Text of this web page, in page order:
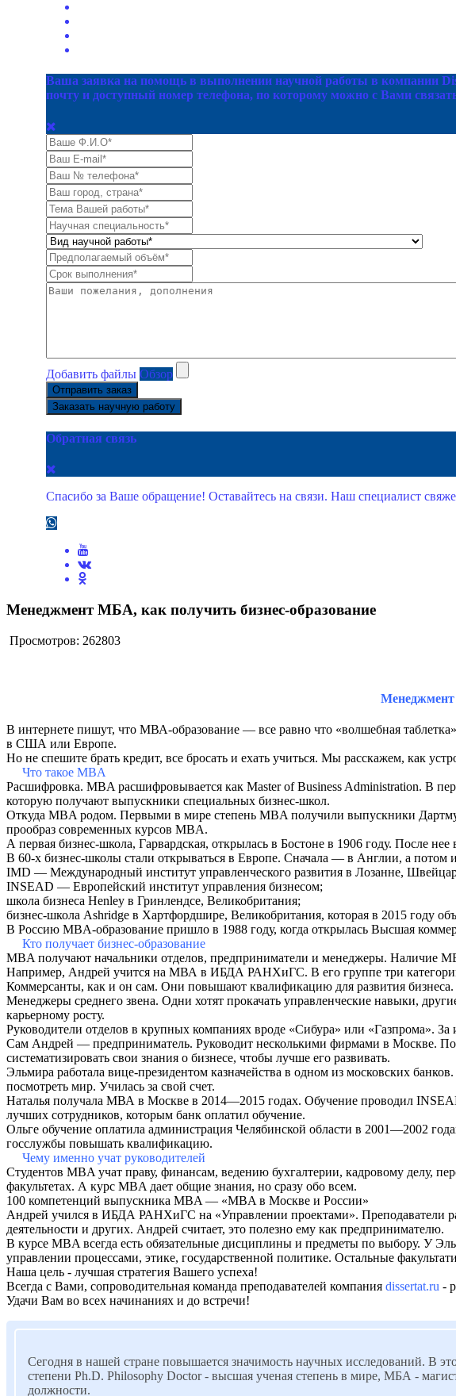
Ваша заявка на помощь в выполнении научной работы в компании
почту и доступный номер телефона, по которому можно с Вами
Добавить файлы Обзор
Отправить заказ
Заказать научную работу
Обратная связь
Спасибо за Ваше обращение! Оставайтесь на связи. Наш специалист
Менеджмент МБА, как получить бизнес-образование
Просмотров: 262803
Менеджмент
В интернете пишут, что МВА-образование — все равно что «волшебная
в США или Европе.
Но не спешите брать кредит, все бросать и ехать учиться. Мы расскажем, как
Что такое MBA
Расшифровка. MBA расшифровывается как Master of Business Administration. В
которую получают выпускники специальных бизнес-школ.
Откуда MBA родом. Первыми в мире степень MBA получили выпускники
прообраз современных курсов MBA.
А первая бизнес-школа, Гарвардская, открылась в Бостоне в 1906 году. После
В 60-х бизнес-школы стали открываться в Европе. Сначала — в Англии, а потом
IMD — Международный институт управленческого развития в Лозанне,
INSEAD — Европейский институт управления бизнесом;
школа бизнеса Henley в Гринлендсе, Великобритания;
бизнес-школа Ashridge в Хартфордшире, Великобритания, которая в 2015 году
В Россию MBA-образование пришло в 1988 году, когда открылась Высшая
Кто получает бизнес-образование
MBA получают начальники отделов, предприниматели и менеджеры. Наличие
Например, Андрей учится на МВА в ИБДА РАНХиГС. В его группе три
Коммерсанты, как и он сам. Они повышают квалификацию для развития бизнеса.
Менеджеры среднего звена. Одни хотят прокачать управленческие навыки,
карьерному росту.
Руководители отделов в крупных компаниях вроде «Сибура» или «Газпрома».
Сам Андрей — предприниматель. Руководит несколькими фирмами в Москве.
систематизировать свои знания о бизнесе, чтобы лучше его развивать.
Эльмира работала вице-президентом казначейства в одном из московских
посмотреть мир. Училась за свой счет.
Наталья получала МВА в Москве в 2014—2015 годах. Обучение проводил
лучших сотрудников, которым банк оплатил обучение.
Ольге обучение оплатила администрация Челябинской области в 2001—2002
госслужбы повышать квалификацию.
Чему именно учат руководителей
Студентов MBA учат праву, финансам, ведению бухгалтерии, кадровому делу,
факультетах. А курс MBA дает общие знания, но сразу обо всем.
100 компетенций выпускника MBA — «MBA в Москве и России»
Андрей учился в ИБДА РАНХиГС на «Управлении проектами». Преподаватели
деятельности и других. Андрей считает, это полезно ему как предпринимателю.
В курсе MBA всегда есть обязательные дисциплины и предметы по выбору. У
управлении процессами, этике, государственной политике. Остальные
Наша цель - лучшая стратегия Вашего успеха!
Всегда с Вами, сопроводительная команда преподавателей компания dissertat.ru -
Удачи Вам во всех начинаниях и до встречи!
Сегодня в нашей стране повышается значимость научных исследований. В
степени Ph.D. Philosophy Doctor - высшая ученая степень в мире, МБА -
должности.